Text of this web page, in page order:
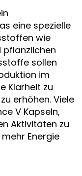
eine spezielle
wie
pflanzlichen
sollen
im
Klarheit zu
erhöhen. Viele
V Kapseln,
Aktivitäten zu
Energie